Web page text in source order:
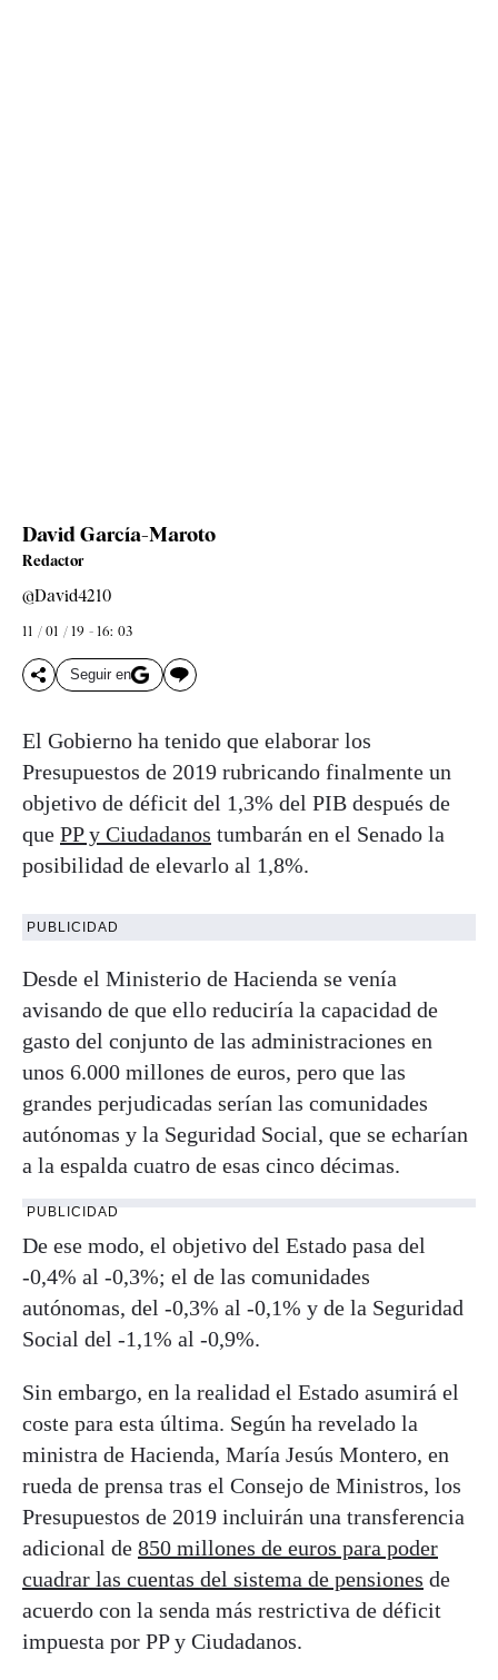
David García-Maroto
Redactor
@David4210
11 / 01 / 19 - 16: 03
Seguir en
El Gobierno ha tenido que elaborar los
Presupuestos de 2019 rubricando finalmente un
objetivo de déficit del 1,3% del PIB después de
que PP y Ciudadanos tumbarán en el Senado la
posibilidad de elevarlo al 1,8%.
PUBLICIDAD
Desde el Ministerio de Hacienda se venía
avisando de que ello reduciría la capacidad de
gasto del conjunto de las administraciones en
unos 6.000 millones de euros, pero que las
grandes perjudicadas serían las comunidades
autónomas y la Seguridad Social, que se echarían
a la espalda cuatro de esas cinco décimas.
PUBLICIDAD
De ese modo, el objetivo del Estado pasa del
-0,4% al -0,3%; el de las comunidades
autónomas, del -0,3% al -0,1% y de la Seguridad
Social del -1,1% al -0,9%.
Sin embargo, en la realidad el Estado asumirá el
coste para esta última. Según ha revelado la
ministra de Hacienda, María Jesús Montero, en
rueda de prensa tras el Consejo de Ministros, los
Presupuestos de 2019 incluirán una transferencia
adicional de 850 millones de euros para poder
cuadrar las cuentas del sistema de pensiones de
acuerdo con la senda más restrictiva de déficit
impuesta por PP y Ciudadanos.